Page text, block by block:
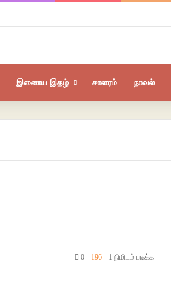
இணைய இதழ் சாளரம் நாவல்
0 196 1 நிமிடம் படிக்க